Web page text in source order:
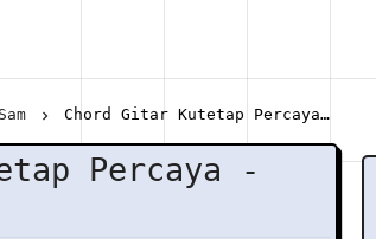
Chord Gitar Kutetap Percaya - William Sam
Percaya -